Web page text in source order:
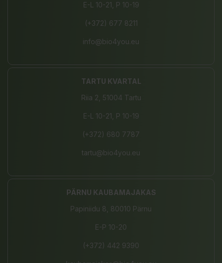
E-L 10-21, P 10-19
(+372) 677 8211
info@bio4you.eu
TARTU KVARTAL
Riia 2, 51004 Tartu
E-L 10-21, P 10-19
(+372) 680 7787
tartu@bio4you.eu
PÄRNU KAUBAMAJAKAS
Papiniidu 8, 80010 Pärnu
E-P 10-20
(+372) 442 9390